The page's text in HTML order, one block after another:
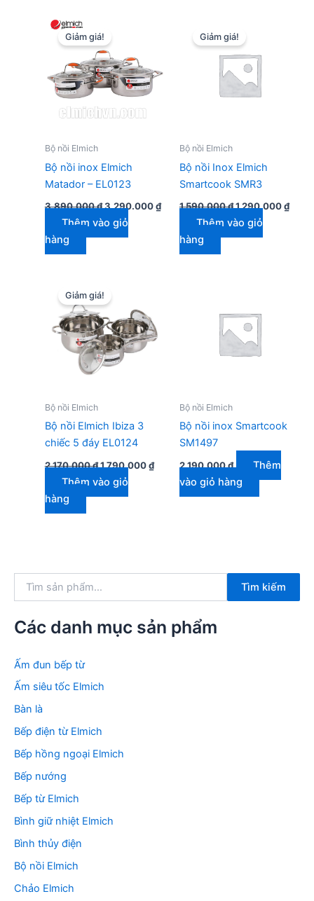
Giảm giá!
Bộ nồi Elmich
Bộ nồi inox Elmich
Matador – EL0123
3.890.000₫ Giá
là:
3.890.000 ₫.
3.290.000₫Giá
hiện
Thêm vào giỏ
hàng
Giảm giá!
Bộ nồi Elmich
Bộ nồi Inox Elmich
Smartcook SMR3
1.590.000₫Giá
là:
1.590.000 ₫.
1.290.000₫Giá
hiện
Thêm vào giỏ
hàng
Giảm giá!
Bộ nồi Elmich
Bộ nồi Elmich Ibiza 3
chiếc 5 đáy EL0124
2.170.000₫ Giá
là:
2.170.000 ₫.
1.790.000₫Giá
hiện
Thêm vào giỏ
hàng
Bộ nồi Elmich
Bộ nồi inox Smartcook
SM1497
2.190.000₫
Thêm
vào giỏ hàng
k
m
Tìm kiếm
Các danh mục sản phẩm
Ấm đun bếp từ
Ấm siêu tốc Elmich
Bàn là
Bếp điện từ Elmich
Bếp hồng ngoại Elmich
Bếp nướng
Bếp từ Elmich
Bình giữ nhiệt Elmich
Bình thủy điện
Bộ nồi Elmich
Chảo Elmich